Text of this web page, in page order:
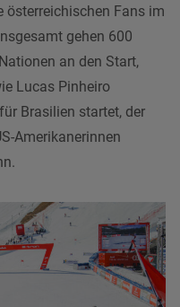
österreichischen Fans im
gehen 600
an den Start,
Lucas Pinheiro
Brasilien startet, der
Amerikanerinnen